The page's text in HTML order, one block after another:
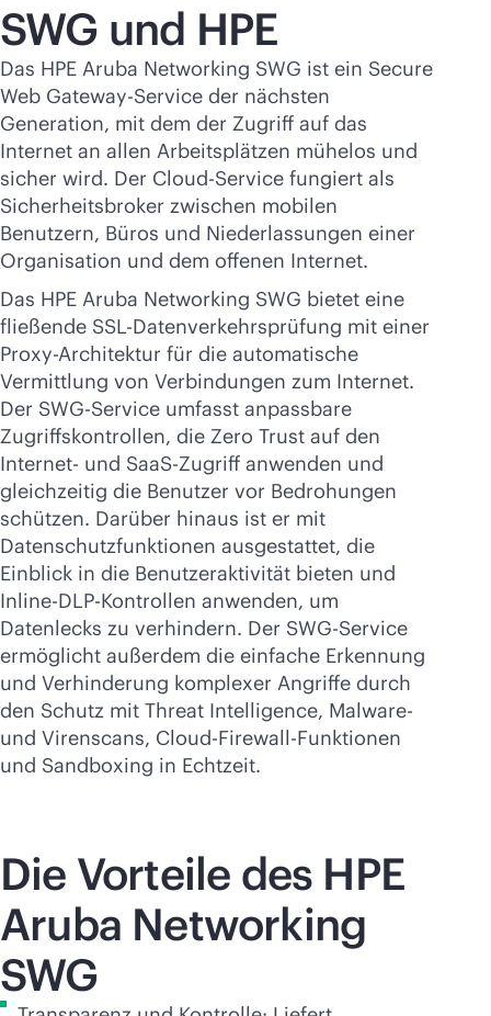
SWG und HPE
Das HPE Aruba Networking SWG ist ein Secure
Web Gateway-Service der nächsten
Generation, mit dem der Zugriff auf das
Internet an allen Arbeitsplätzen mühelos und
sicher wird. Der Cloud-Service fungiert als
Sicherheitsbroker zwischen mobilen
Benutzern, Büros und Niederlassungen einer
Organisation und dem offenen Internet.
Das HPE Aruba Networking SWG bietet eine
fließende SSL-Datenverkehrsprüfung mit einer
Proxy-Architektur für die automatische
Vermittlung von Verbindungen zum Internet.
Der SWG-Service umfasst anpassbare
Zugriffskontrollen, die Zero Trust auf den
Internet- und SaaS-Zugriff anwenden und
gleichzeitig die Benutzer vor Bedrohungen
schützen. Darüber hinaus ist er mit
Datenschutzfunktionen ausgestattet, die
Einblick in die Benutzeraktivität bieten und
Inline-DLP-Kontrollen anwenden, um
Datenlecks zu verhindern. Der SWG-Service
ermöglicht außerdem die einfache Erkennung
und Verhinderung komplexer Angriffe durch
den Schutz mit Threat Intelligence, Malware-
und Virenscans, Cloud-Firewall-Funktionen
und Sandboxing in Echtzeit.
Die Vorteile des HPE
Aruba Networking
SWG